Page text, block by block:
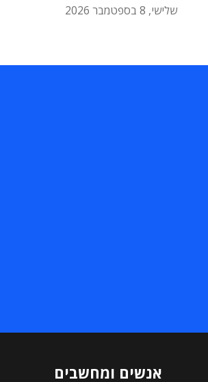
שלישי, 8 בספטמבר 2026
אנשים ומחשבים